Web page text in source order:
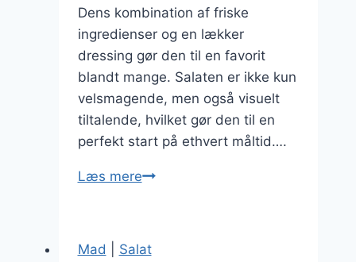
Dens kombination af friske
ingredienser og en lækker
dressing gør den til en favorit
blandt mange. Salaten er ikke kun
velsmagende, men også visuelt
tiltalende, hvilket gør den til en
perfekt start på ethvert måltid….
Læs mereCæsarsalat
Mad Salat